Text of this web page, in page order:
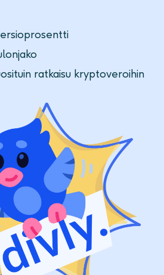
ratkaisu kryptoveroihin